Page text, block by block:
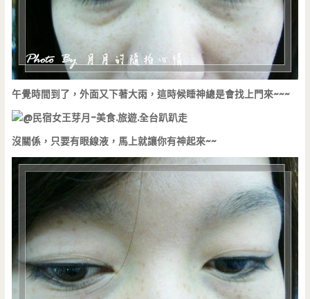
午覺時間到了，外面又下著大雨，這時候睡神總是會找上門來~~~
沒關係，只要有眼線液，馬上就讓你有神起來~~